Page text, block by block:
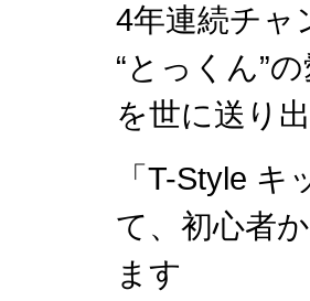
4年連続チャ
“とっくん”
を世に送り
「T-Style
て、初心者
ます